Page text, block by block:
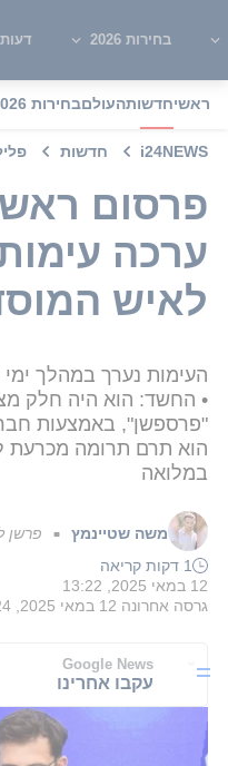
בחירות 2026
ראשיחדשותהעולםבחירות 2026
i24NEWS חדשות
פרסום
ערכה
לאיש
העימות נערך במהלך
• החשד: הוא היה חלק
"פרספשן", באמצעות
הוא תרם תרומה מכרעת
במלואה
משה שטיינמץ ■ פרשן
1 דקות קריאה
12 במאי 2025, 13:22
גרסה אחרונה 12 במאי 2025, 13:24
Google News
עקבו אחרינו